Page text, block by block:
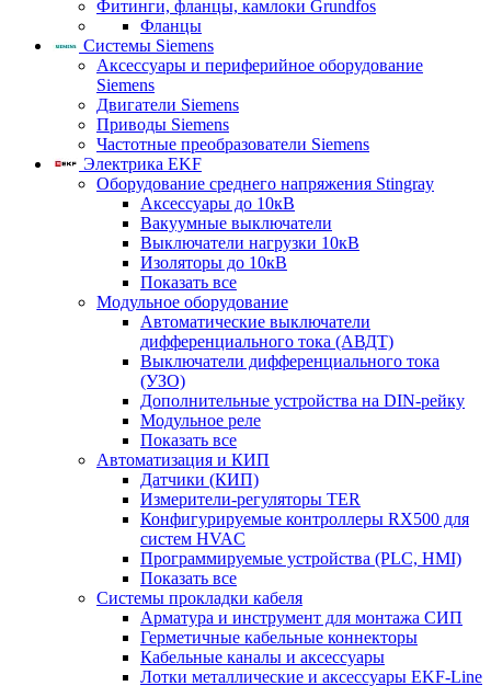
Фитинги, фланцы, камлоки Grundfos
Фланцы
Системы Siemens
Аксессуары и периферийное оборудование
Siemens
Двигатели Siemens
Приводы Siemens
Частотные преобразователи Siemens
Электрика EKF
Оборудование среднего напряжения Stingray
Аксессуары до 10кВ
Вакуумные выключатели
Выключатели нагрузки 10кВ
Изоляторы до 10кВ
Показать все
Модульное оборудование
Автоматические выключатели
дифференциального тока (АВДТ)
Выключатели дифференциального тока
(УЗО)
Дополнительные устройства на DIN-рейку
Модульное реле
Показать все
Автоматизация и КИП
Датчики (КИП)
Измерители-регуляторы TER
Конфигурируемые контроллеры RX500 для
систем HVAC
Программируемые устройства (PLC, HMI)
Показать все
Системы прокладки кабеля
Арматура и инструмент для монтажа СИП
Герметичные кабельные коннекторы
Кабельные каналы и аксессуары
Лотки металлические и аксессуары EKF-Line